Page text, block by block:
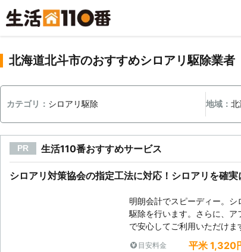
北海道北斗市のおすすめシロアリ駆除業者
カテゴリ： シロアリ駆除 地域：北
PR 生活110番おすすめサービス
シロアリ対策協会の指定工法に対応！シロアリを確実
明朗会計でスピーディー。
駆除を行います。さらに、
で安心してご利用いただけま
目安料金 平米 1,320